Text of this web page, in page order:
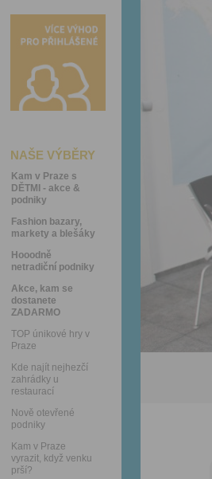
NAŠE VÝBĚRY
Kam v Praze s
DĚTMI - akce &
podniky
Fashion bazary,
markety a blešáky
Hooodně
netradiční podniky
Akce, kam se
dostanete
ZADARMO
TOP únikové hry v
Praze
Kde najít nejhezčí
zahrádky u
restaurací
Nově otevřené
podniky
Kam v Praze
vyrazit, když venku
prší?